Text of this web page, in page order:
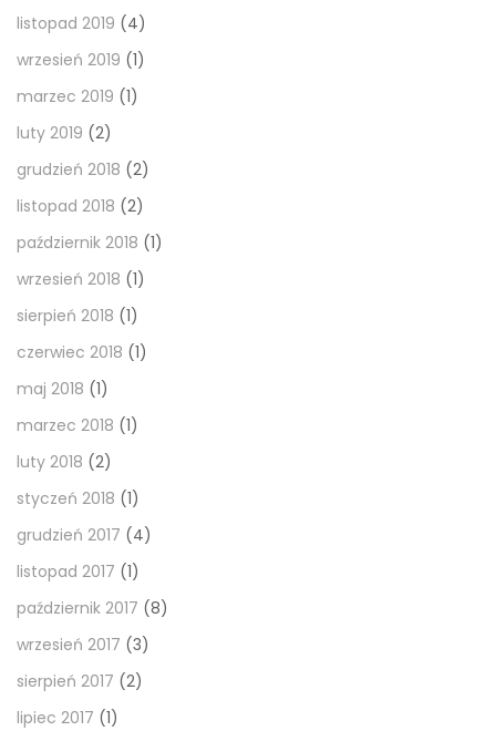
listopad 2019 (4)
wrzesień 2019 (1)
marzec 2019 (1)
luty 2019 (2)
grudzień 2018 (2)
listopad 2018 (2)
październik 2018 (1)
wrzesień 2018 (1)
sierpień 2018 (1)
czerwiec 2018 (1)
maj 2018 (1)
marzec 2018 (1)
luty 2018 (2)
styczeń 2018 (1)
grudzień 2017 (4)
listopad 2017 (1)
październik 2017 (8)
wrzesień 2017 (3)
sierpień 2017 (2)
lipiec 2017 (1)